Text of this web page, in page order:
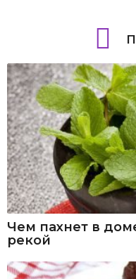
Чем пахнет в
рекой